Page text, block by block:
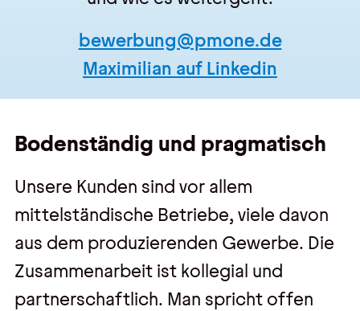
bewerbung@pmone.de
Maximilian auf Linkedin
Bodenständig und pragmatisch
Unsere Kunden sind vor allem
mittelständische Betriebe, viele davon
aus dem produzierenden Gewerbe. Die
Zusammenarbeit ist kollegial und
partnerschaftlich. Man spricht offen